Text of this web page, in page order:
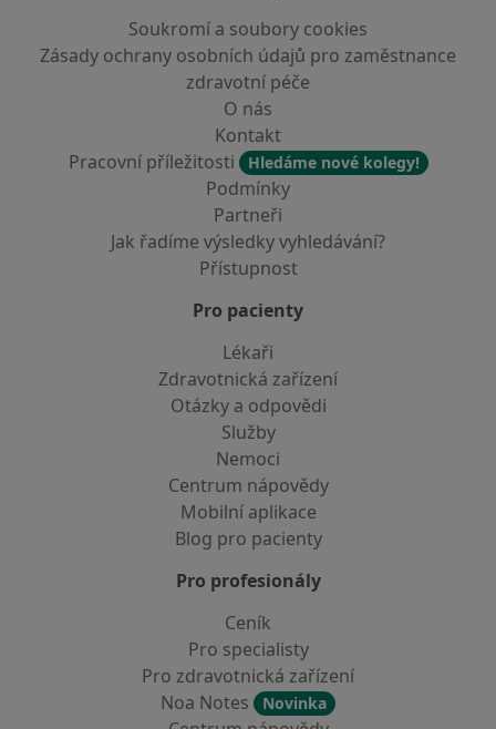
Soukromí a soubory cookies
Zásady ochrany osobních údajů pro zaměstnance
zdravotní péče
O nás
Kontakt
Pracovní příležitosti
Hledáme nové kolegy!
Podmínky
Partneři
Jak řadíme výsledky vyhledávání?
Přístupnost
Pro pacienty
Lékaři
Zdravotnická zařízení
Otázky a odpovědi
Služby
Nemoci
Centrum nápovědy
Mobilní aplikace
Blog pro pacienty
Pro profesionály
Ceník
Pro specialisty
Pro zdravotnická zařízení
Noa Notes
Novinka